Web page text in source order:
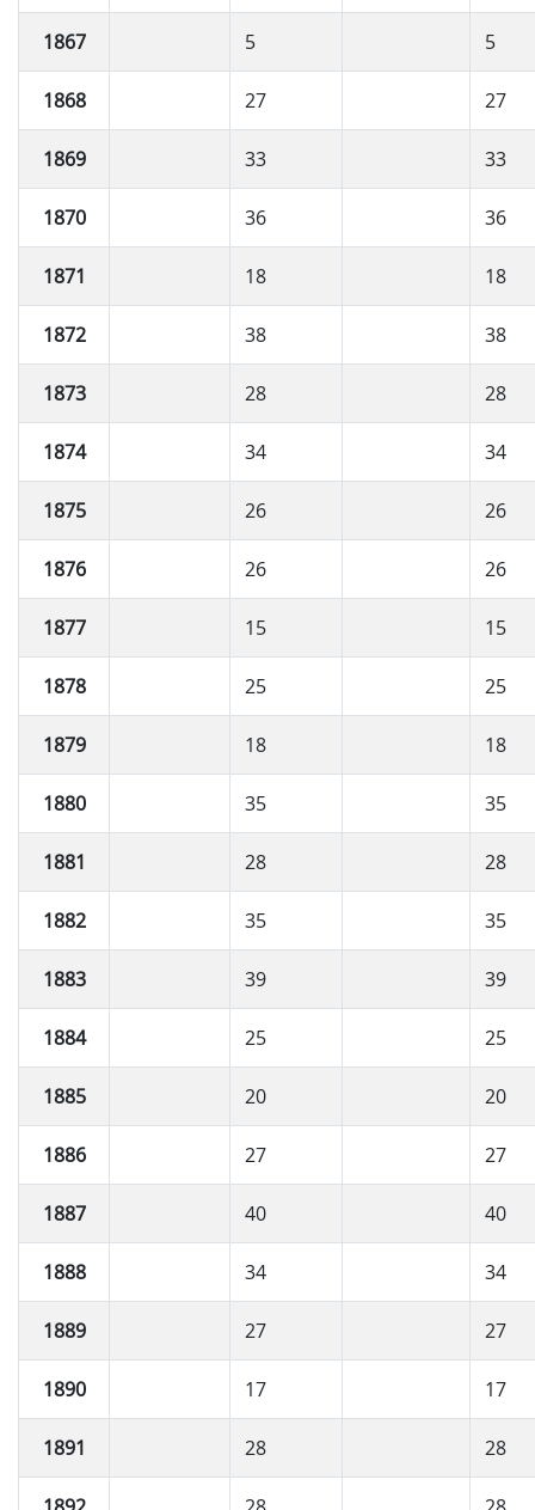
1867 5 5
1868 27 27
1869 33 33
1870 36 36
1871 18 18
1872 38 38
1873 28 28
1874 34 34
1875 26 26
1876 26 26
1877 15 15
1878 25 25
1879 18 18
1880 35 35
1881 28 28
1882 35 35
1883 39 39
1884 25 25
1885 20 20
1886 27 27
1887 40 40
1888 34 34
1889 27 27
1890 17 17
1891 28 28